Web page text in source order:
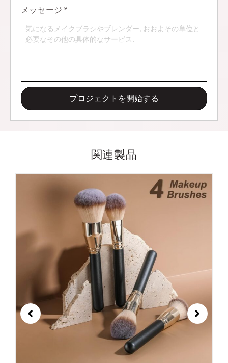
メッセージ *
プロジェクトを開始する
関連製品